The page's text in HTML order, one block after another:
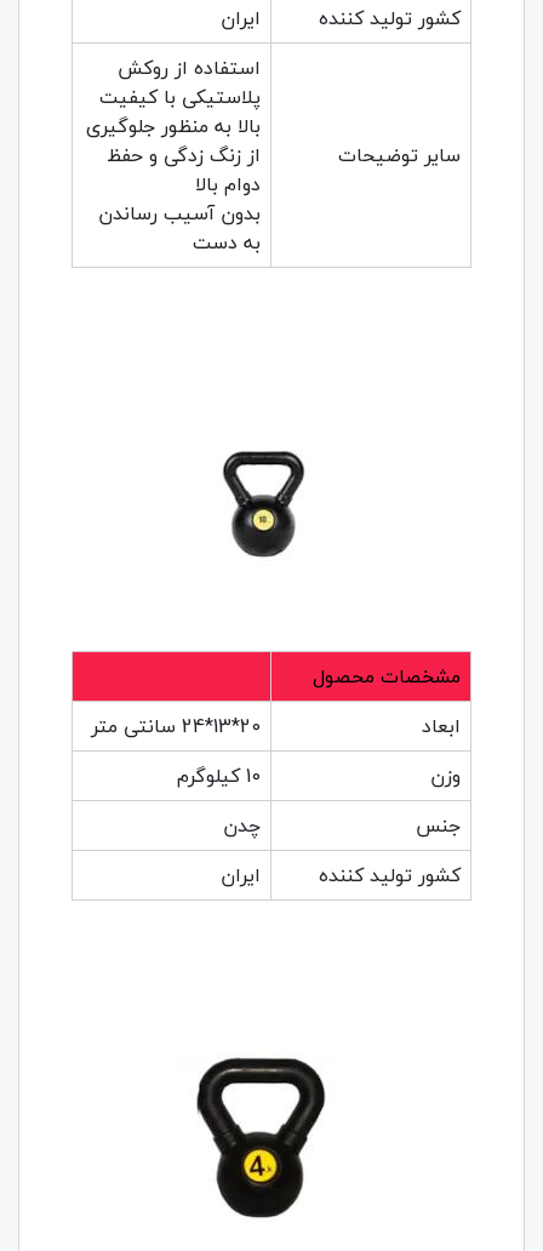
کشور تولید کننده
ایران
سایر توضیحات
استفاده از روکش
پلاستیکی با کیفیت
بالا به منظور جلوگیری
از زنگ زدگی و حفظ
دوام بالا
بدون آسیب رساندن
به دست
مشخصات محصول
ابعاد
20*13*24 سانتی متر
وزن
10 کیلوگرم
جنس
چدن
کشور تولید کننده
ایران